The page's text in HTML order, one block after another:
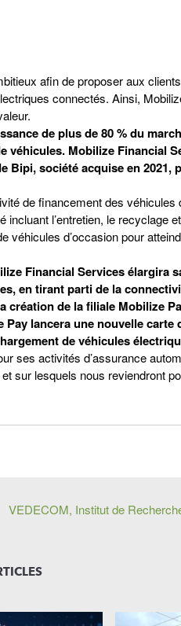
afin de proposer aux
connectés. Ainsi,
de plus de 80 % du
véhicules. Mobilize Financial
Bipi, société acquise en 2021,
de financement des véhicules
l’entretien, le recyclage
d’occasion pour
Financial Services élargira
en tirant parti de la
création de la filiale Mobilize
lancera une nouvelle carte
de véhicules
ses activités d’assurance
sur lesquels nous reviendront
VEDECOM, Institut de